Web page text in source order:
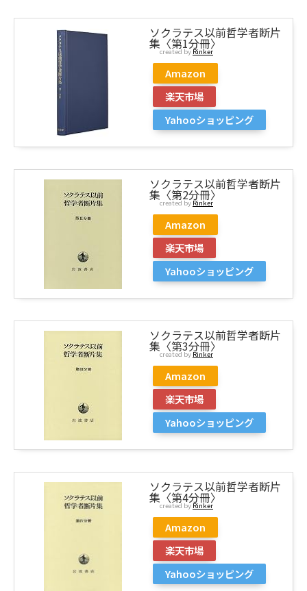
ソクラテス以前哲学者断片
集〈第1分冊〉
created by Rinker
Amazon
楽天市場
Yahooショッピング
ソクラテス以前哲学者断片
集〈第2分冊〉
created by Rinker
Amazon
楽天市場
Yahooショッピング
ソクラテス以前哲学者断片
集〈第3分冊〉
created by Rinker
Amazon
楽天市場
Yahooショッピング
ソクラテス以前哲学者断片
集〈第4分冊〉
created by Rinker
Amazon
楽天市場
Yahooショッピング